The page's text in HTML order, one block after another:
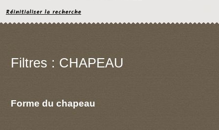
Réinitialiser la recherche
Filtres : CHAPEAU
Forme du chapeau